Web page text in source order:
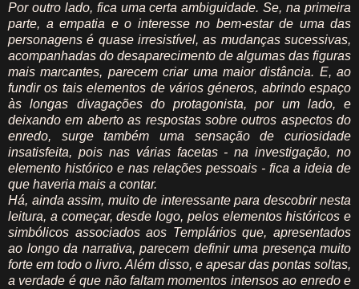
Por outro lado, fica uma certa ambiguidade. Se, na primeira
parte, a empatia e o interesse no bem-estar de uma das
personagens é quase irresistível, as mudanças sucessivas,
acompanhadas do desaparecimento de algumas das figuras
mais marcantes, parecem criar uma maior distância. E, ao
fundir os tais elementos de vários géneros, abrindo espaço
às longas divagações do protagonista, por um lado, e
deixando em aberto as respostas sobre outros aspectos do
enredo, surge também uma sensação de curiosidade
insatisfeita, pois nas várias facetas - na investigação, no
elemento histórico e nas relações pessoais - fica a ideia de
que haveria mais a contar.
Há, ainda assim, muito de interessante para descobrir nesta
leitura, a começar, desde logo, pelos elementos históricos e
simbólicos associados aos Templários que, apresentados
ao longo da narrativa, parecem definir uma presença muito
forte em todo o livro. Além disso, e apesar das pontas soltas,
a verdade é que não faltam momentos intensos ao enredo e